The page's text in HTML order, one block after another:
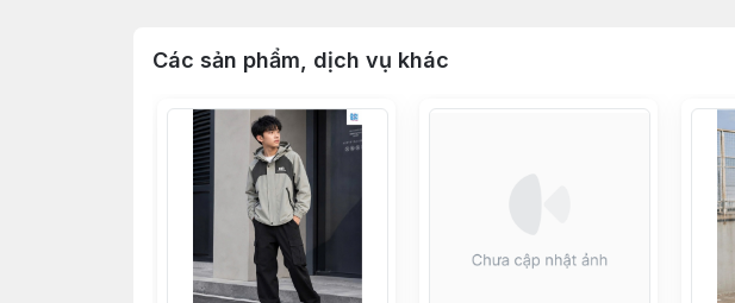
Các sản phẩm, dịch vụ khác